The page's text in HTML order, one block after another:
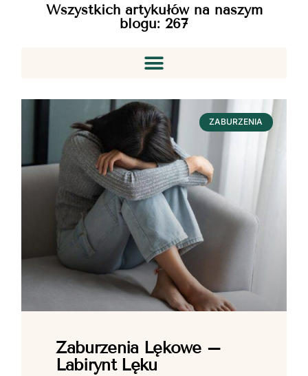
Wszystkich artykułów na naszym
blogu: 267
ZABURZENIA
Zaburzenia Lękowe –
Labirynt Lęku